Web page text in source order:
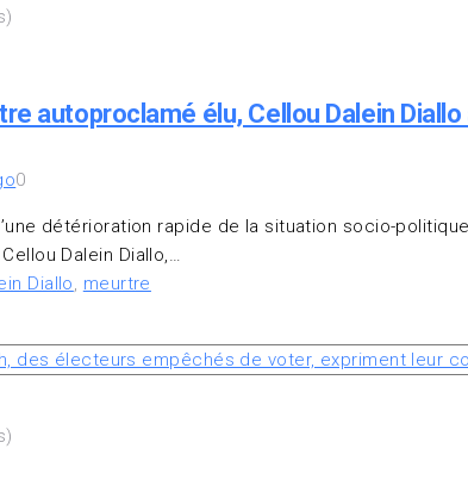
)
autoproclamé élu, Cellou Dalein
0
détérioration rapide de la situation socio-
Dalein Diallo,…
Diallo, meurtre
)